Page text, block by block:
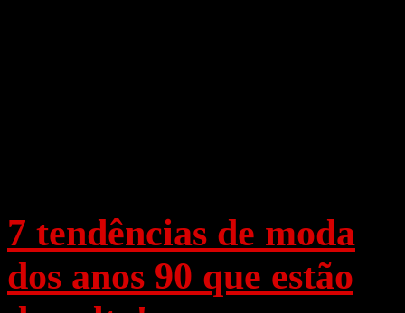
7 tendências de moda
dos anos 90 que estão